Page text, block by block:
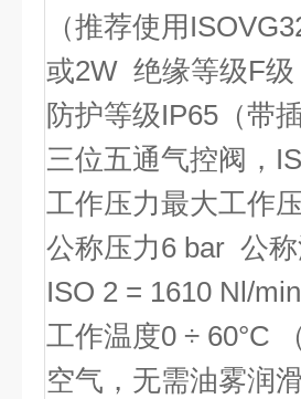
（推荐使用
或2W 绝缘等级F级
防护等级IP65（带
三位五通气控阀，
工作压力最大工作
公称压力6 bar 公
ISO 2 = 1610 Nl/
工作温度0 ÷ 60°C
空气，无需油雾润滑